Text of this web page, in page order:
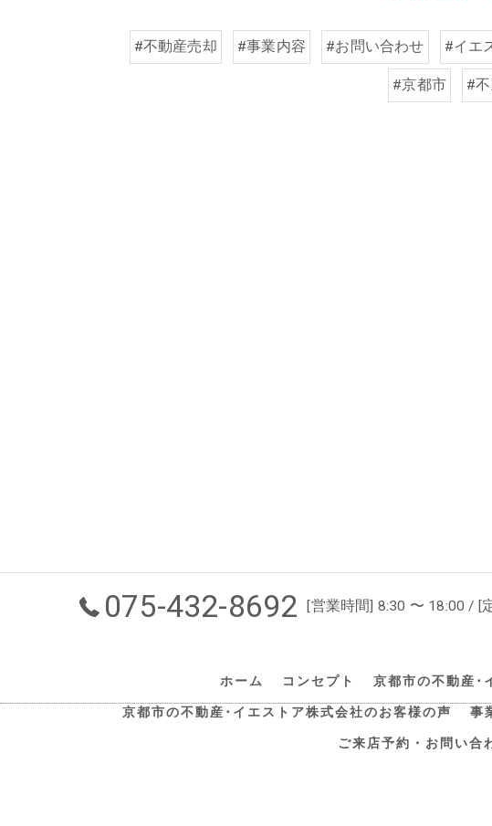
#不動産売却 #事業内容 #お問い合わせ #イエ
#京都市 #
075-432-8692 [営業時間] 8:30 〜 18:00 / [
ホーム コンセプト 京都市の不動産･
京都市の不動産･イエストア株式会社のお客様の声 事
ご来店予約・お問い合